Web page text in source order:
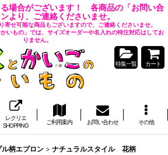
場合がございます！ 各商品の「お問い合
より、ご連絡くださいませ。
寄せ可能な商品もございますので、ご連絡くださいませ。
いもの」では、サイズオーダーや名入れの特注対応はしてお
りません。
特集一覧 カート
レクリエ
SHOPPING
ご利用案内 お問い合わせ その他
柄エプロン > ナチュラルスタイル 花柄